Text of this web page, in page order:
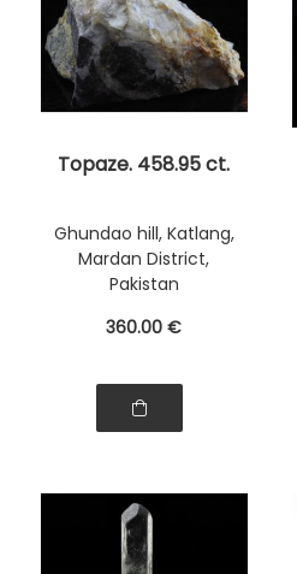
Topaze. 458.95 ct.
Ghundao hill, Katlang,
Mardan District,
Pakistan
360.00 €